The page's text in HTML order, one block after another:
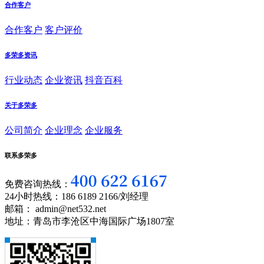
合作客户
合作客户 客户评价
多荣多资讯
行业动态 企业资讯 抖音百科
关于多荣多
公司简介 企业理念 企业服务
联系多荣多
免费咨询热线：
24小时热线：186 6189 2166/刘经理
邮箱： admin@net532.net
地址：青岛市李沧区中海国际广场1807室